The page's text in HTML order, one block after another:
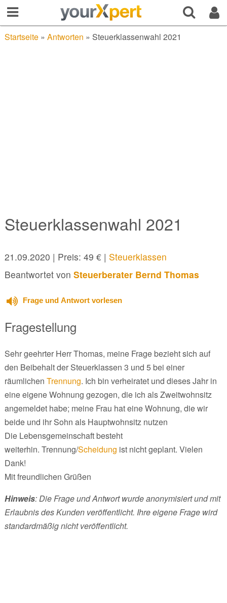
Startseite» Antworten » Steuerklassenwahl 2021
Steuerklassenwahl 2021
21.09.2020 | Preis: 49 € | Steuerklassen
Beantwortet von Steuerberater Bernd Thomas
Frage und Antwort vorlesen
Fragestellung
Sehr geehrter Herr Thomas, meine Frage bezieht sich auf
den Beibehalt der Steuerklassen 3 und 5 bei einer
räumlichen Trennung. Ich bin verheiratet und dieses Jahr in
eine eigene Wohnung gezogen, die ich als Zweitwohnsitz
angemeldet habe; meine Frau hat eine Wohnung, die wir
beide und ihr Sohn als Hauptwohnsitz nutzen
Die Lebensgemeinschaft besteht
weiterhin. Trennung/Scheidung ist nicht geplant. Vielen
Dank!
Mit freundlichen Grüßen
Hinweis: Die Frage und Antwort wurde anonymisiert und mit
Erlaubnis des Kunden veröffentlicht. Ihre eigene Frage wird
standardmäßig nicht veröffentlicht.